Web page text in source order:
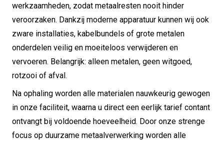
werkzaamheden, zodat metaalresten nooit hinder
veroorzaken. Dankzij moderne apparatuur kunnen wij ook
zware installaties, kabelbundels of grote metalen
onderdelen veilig en moeiteloos verwijderen en
vervoeren. Belangrijk: alleen metalen, geen witgoed,
rotzooi of afval.
Na ophaling worden alle materialen nauwkeurig gewogen
in onze faciliteit, waarna u direct een eerlijk tarief contant
ontvangt bij voldoende hoeveelheid. Door onze strenge
focus op duurzame metaalverwerking worden alle